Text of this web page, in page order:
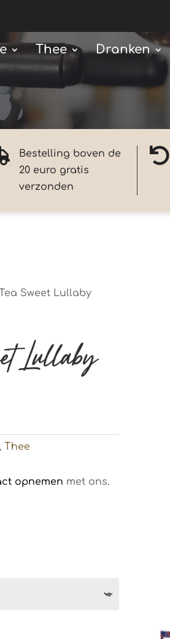
Thee Dranken
Bestelling boven de
20 euro gratis
verzonden

Sweet Lullaby
Lullaby
,Thee
opnemen met ons.